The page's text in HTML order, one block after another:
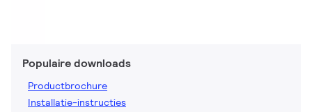
Populaire downloads
Productbrochure
Installatie-instructies